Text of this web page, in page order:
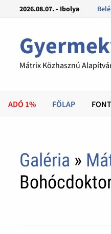
2026.08.07. - Ibolya
Mátrix Közhasznú
ADÓ 1% FŐLAP
Galéria »